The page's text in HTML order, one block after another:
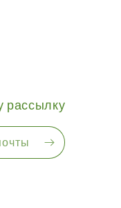
рассылку